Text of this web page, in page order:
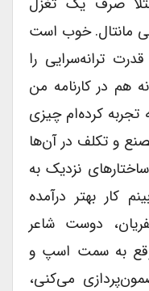
مانتال. خوب است
ترانه‌سرایی را
در کارنامه من
کرده‌ام چیزی
و تکلف در آن‌ها
نزدیک به
کار بهتر درآمده
دوست شاعر
به سمت اسپ و
می‌کنی،